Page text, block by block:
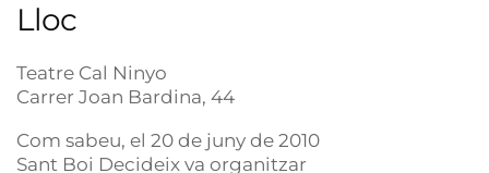
Lloc
Teatre Cal Ninyo
Carrer Joan Bardina, 44
Com sabeu, el 20 de juny de 2010
Sant Boi Decideix va organitzar